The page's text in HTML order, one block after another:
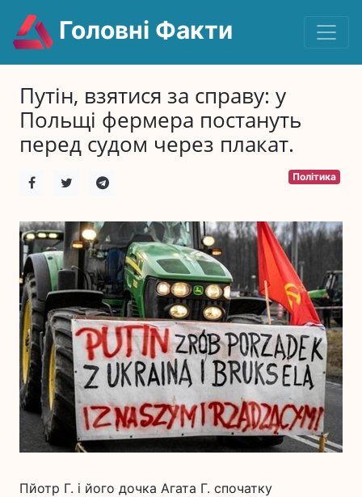
Головні Факти
Путін, взятися за справу: у
Польщі фермера постануть
перед судом через плакат.
Політика
Пйотр Г. і його дочка Агата Г. спочатку